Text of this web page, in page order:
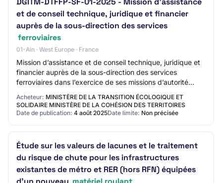
et de conseil technique, juridique et financier
auprès de la sous-direction des services
ferroviaires
01-Ain · West Europe · France
Mission d’assistance et de conseil technique, juridique et
financier auprès de la sous-direction des services
ferroviaires dans l’exercice de ses missions d’autorité
organisatrice des trains d’équili…
Acheteur: MINISTÈRE DE LA TRANSITION ÉCOLOGIQUE ET
SOLIDAIRE MINISTÈRE DE LA COHÉSION DES TERRITOIRES
Date de publication: 4 août 2025Date limite: Non précisée
Étude sur les valeurs de lacunes et le traitement
du risque de chute pour les infrastructures
existantes de métro et RER (hors RFN) équipées